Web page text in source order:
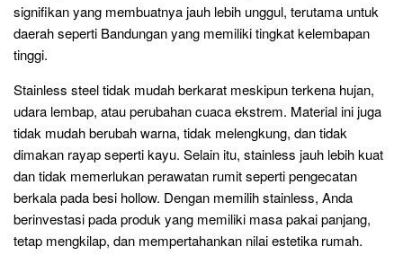
signifikan yang membuatnya jauh lebih unggul, terutama untuk
daerah seperti Bandungan yang memiliki tingkat kelembapan
tinggi.
Stainless steel tidak mudah berkarat meskipun terkena hujan,
udara lembap, atau perubahan cuaca ekstrem. Material ini juga
tidak mudah berubah warna, tidak melengkung, dan tidak
dimakan rayap seperti kayu. Selain itu, stainless jauh lebih kuat
dan tidak memerlukan perawatan rumit seperti pengecatan
berkala pada besi hollow. Dengan memilih stainless, Anda
berinvestasi pada produk yang memiliki masa pakai panjang,
tetap mengkilap, dan mempertahankan nilai estetika rumah.